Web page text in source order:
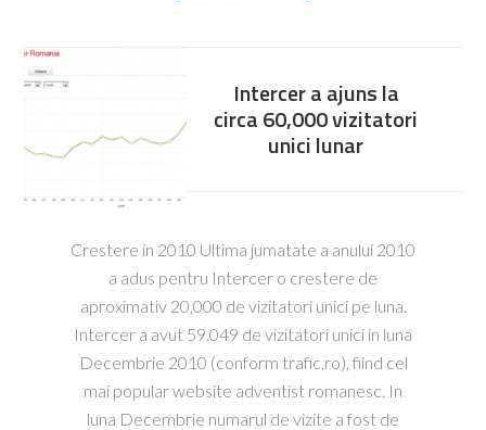
Intercer a ajuns la
circa 60,000 vizitatori
unici lunar
Crestere in 2010 Ultima jumatate a anului 2010
a adus pentru Intercer o crestere de
aproximativ 20,000 de vizitatori unici pe luna.
Intercer a avut 59.049 de vizitatori unici in luna
Decembrie 2010 (conform trafic.ro), fiind cel
mai popular website adventist romanesc. In
luna Decembrie numarul de vizite a fost de